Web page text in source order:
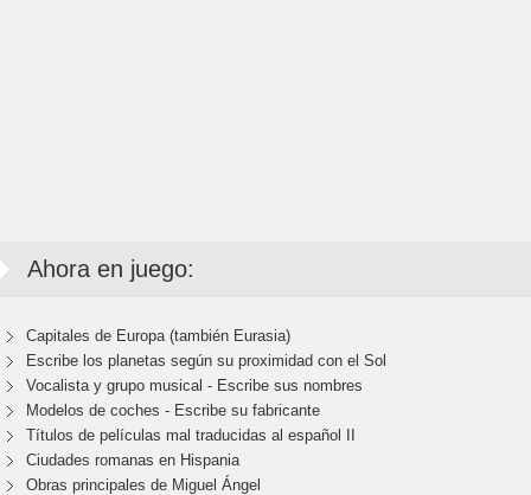
Ahora en juego:
Capitales de Europa (también Eurasia)
Escribe los planetas según su proximidad con el Sol
Vocalista y grupo musical - Escribe sus nombres
Modelos de coches - Escribe su fabricante
Títulos de películas mal traducidas al español II
Ciudades romanas en Hispania
Obras principales de Miguel Ángel